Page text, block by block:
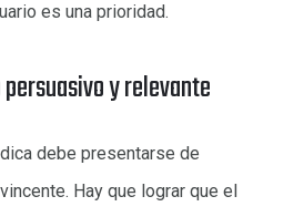
es una prioridad.
y relevante
debe presentarse de
Hay que lograr que el